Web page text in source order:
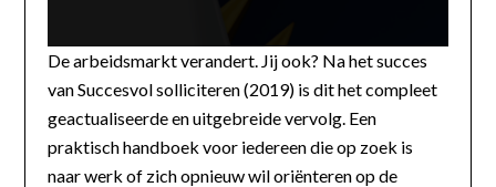
De arbeidsmarkt verandert. Jij ook? Na het succes
van Succesvol solliciteren (2019) is dit het compleet
geactualiseerde en uitgebreide vervolg. Een
praktisch handboek voor iedereen die op zoek is
naar werk of zich opnieuw wil oriënteren op de